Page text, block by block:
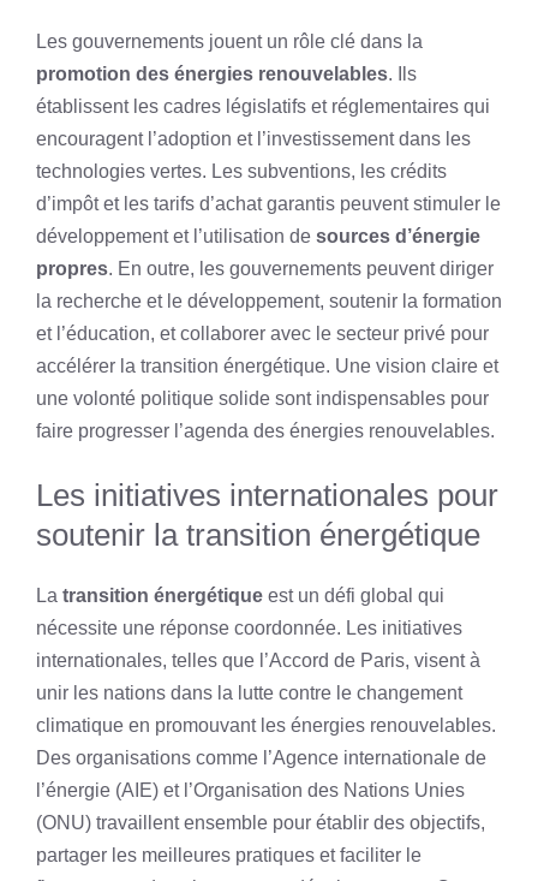
Les gouvernements jouent un rôle clé dans la
promotion des énergies renouvelables. Ils
établissent les cadres législatifs et réglementaires qui
encouragent l’adoption et l’investissement dans les
technologies vertes. Les subventions, les crédits
d’impôt et les tarifs d’achat garantis peuvent stimuler le
développement et l’utilisation de sources d’énergie
propres. En outre, les gouvernements peuvent diriger
la recherche et le développement, soutenir la formation
et l’éducation, et collaborer avec le secteur privé pour
accélérer la transition énergétique. Une vision claire et
une volonté politique solide sont indispensables pour
faire progresser l’agenda des énergies renouvelables.
Les initiatives internationales pour
soutenir la transition énergétique
La transition énergétique est un défi global qui
nécessite une réponse coordonnée. Les initiatives
internationales, telles que l’Accord de Paris, visent à
unir les nations dans la lutte contre le changement
climatique en promouvant les énergies renouvelables.
Des organisations comme l’Agence internationale de
l’énergie (AIE) et l’Organisation des Nations Unies
(ONU) travaillent ensemble pour établir des objectifs,
partager les meilleures pratiques et faciliter le